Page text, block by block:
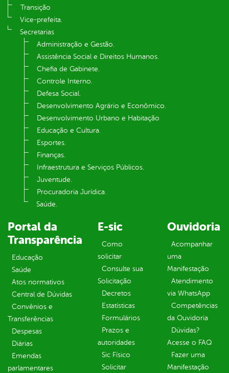
Transição
Vice-prefeita.
Secretarias
Administração e Gestão.
Assistência Social e Direitos Humanos.
Chefia de Gabinete.
Controle Interno.
Defesa Social.
Desenvolvimento Agrário e Econômico.
Desenvolvimento Urbano e Habitação
Educação e Cultura.
Esportes.
Finanças.
Infraestrutura e Serviços Públicos.
Juventude.
Procuradoria Jurídica.
Saúde.
Portal da
Transparência
Educação
Saúde
Atos normativos
Central de Dúvidas
Convênios e
Transferências
Despesas
Diárias
Emendas
parlamentares
E-sic
Como
solicitar
Consulte sua
Solicitação
Decretos
Estatísticas
Formulários
Prazos e
autoridades
Sic Físico
Solicitar
Ouvidoria
Acompanhar
uma
Manifestação
Atendimento
via WhatsApp
Competências
da Ouvidoria
Dúvidas?
Acesse o FAQ
Fazer uma
Manifestação